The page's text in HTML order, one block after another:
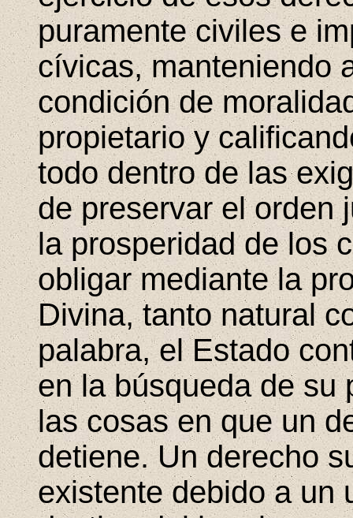
puramente civiles e
cívicas, manteniendo
condición de
propietario y
todo dentro de las
de preservar el orden
la prosperidad de los
obligar mediante la
Divina, tanto natural
palabra, el Estado
en la búsqueda de su
las cosas en que un
detiene. Un derecho
existente debido a un